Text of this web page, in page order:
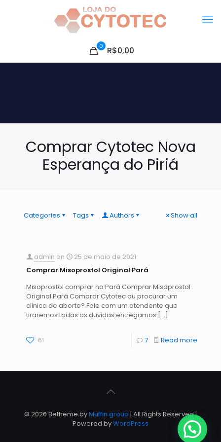
0 R$0,00
Comprar Cytotec Nova
Esperança do Piriá
Categories Tags Authors Show all
admin on
25 de maio de 2021
Comprar Misoprostol Original Pará
Misoprostol comprar no Pará Comprar Misoprostol
Original Pará Comprar Cytotec ou procurar um
clinica de aborto? Fale com um atendente que
tiraremos todas as duvidas entregamos […]
61 7 Read more
© 2026 Betheme byMuffin group | All Rights Reserved |
Powered byWordPress